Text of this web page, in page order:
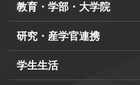
教育・学部・大学院
研究・産学官連携
学生生活